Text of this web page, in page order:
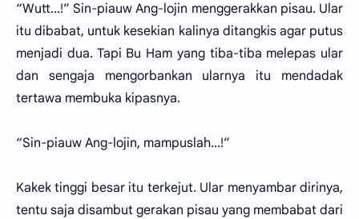
“Wutt...!” Sin-piauw Ang-lojin menggerakkan pisau. Ular
itu dibabat, untuk kesekian kalinya ditangkis agar putus
menjadi dua. Tapi Bu Ham yang tiba-tiba melepas ular
dan sengaja mengorbankan ularnya itu mendadak
tertawa membuka kipasnya.
“Sin-piauw Ang-lojin, mampuslah...!”
Kakek tinggi besar itu terkejut. Ular menyambar dirinya,
tentu saja disambut gerakan pisau yang membabat dari